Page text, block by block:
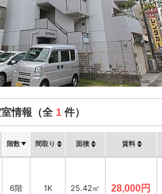
情報（全 1 件）
階数 間取り 面積 賃料
6階 1K 25.42㎡ 28,000円